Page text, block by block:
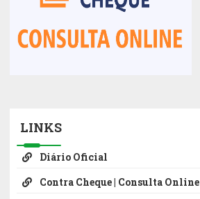
LINKS
Diário Oficial
Contra Cheque | Consulta Online